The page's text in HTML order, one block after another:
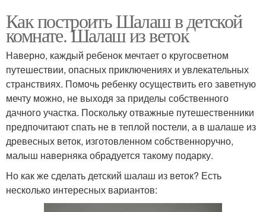
Как построить Шалаш в детской
комнате. Шалаш из веток
Наверно, каждый ребенок мечтает о кругосветном
путешествии, опасных приключениях и увлекательных
странствиях. Помочь ребенку осуществить его заветную
мечту можно, не выходя за приделы собственного
дачного участка. Поскольку отважные путешественники
предпочитают спать не в теплой постели, а в шалаше из
древесных веток, изготовленном собственноручно,
малыш наверняка обрадуется такому подарку.
Но как же сделать детский шалаш из веток? Есть
несколько интересных вариантов: